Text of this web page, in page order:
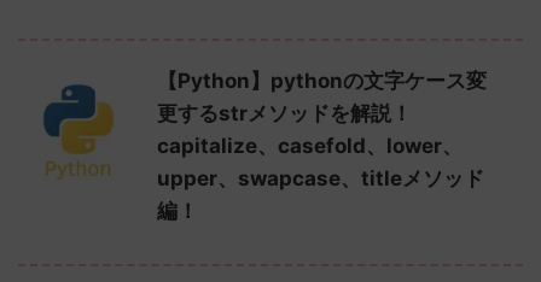
【Python】pythonの文字ケース変
更するstrメソッドを解説！
capitalize、casefold、lower、
upper、swapcase、titleメソッド
編！